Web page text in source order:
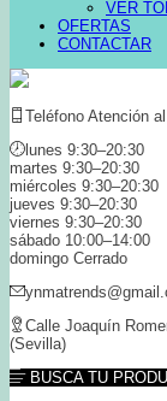
VER
OFERTAS
CONTACTAR
Teléfono Atención
lunes 9:30–20:30
martes 9:30–20:30
miércoles 9:30–20:30
jueves 9:30–20:30
viernes 9:30–20:30
sábado 10:00–14:00
domingo Cerrado
Calle Joaquín
(Sevilla)
BUSCA TU